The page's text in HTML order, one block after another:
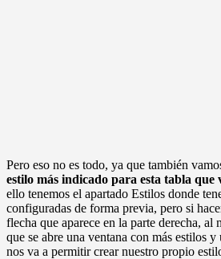
Pero eso no es todo, ya que también
estilo más indicado para esta tabla que
ello tenemos el apartado Estilos donde
configuradas de forma previa, pero si
flecha que aparece en la parte derecha, al
que se abre una ventana con más estilos
nos va a permitir crear nuestro propio